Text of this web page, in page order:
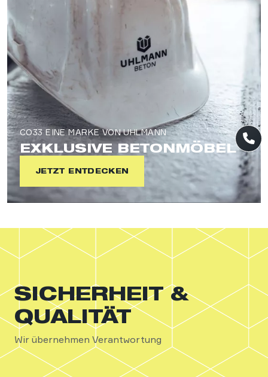
EXKLUSIVE BETONMÖBEL
CO33 EINE MARKE VON UHLMANN
JETZT ENTDECKEN
SICHERHEIT &
QUALITÄT
Wir übernehmen Verantwortung